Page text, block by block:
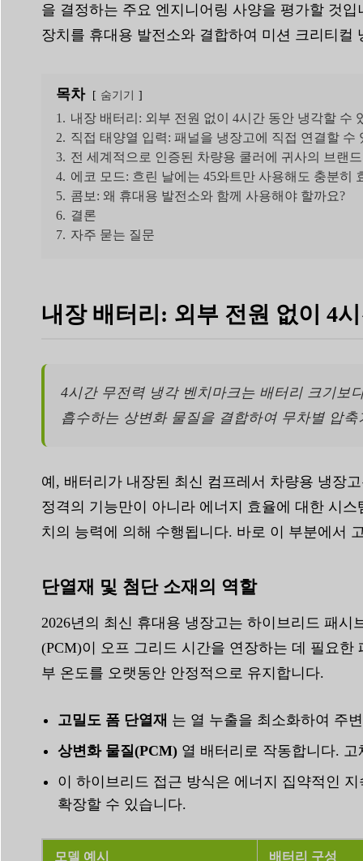
을 결정하는 주요 엔지니어링 사양을 평가할 것
장치를 휴대용 발전소와 결합하여 미션 크리티
목차 숨기기
1. 내장 배터리: 외부 전원 없이 4시간 동안 냉각할 수
2. 직접 태양열 입력: 패널을 냉장고에 직접 연결할 수
3. 전 세계적으로 인증된 차량용 쿨러에 귀사의 브랜
4. 에코 모드: 흐린 날에는 45와트만 사용해도 충분히
5. 콤보: 왜 휴대용 발전소와 함께 사용해야 할까요?
6. 결론
7. 자주 묻는 질문
내장 배터리: 외부 전원 없이 4
4시간 무전력 냉각 벤치마크는 배터리 크기보
흡수하는 상변화 물질을 결합하여 무차별 압
예, 배터리가 내장된 최신 컴프레서 차량용 냉장
정격의 기능만이 아니라 에너지 효율에 대한 시
치의 능력에 의해 수행됩니다. 바로 이 부분에서
단열재 및 첨단 소재의 역할
2026년의 최신 휴대용 냉장고는 하이브리드 패
(PCM)이 오프 그리드 시간을 연장하는 데 필요
부 온도를 오랫동안 안정적으로 유지합니다.
고밀도 폼 단열재 는 열 누출을 최소화하여 주
상변화 물질(PCM)열 배터리로 작동합니다. 고
이 하이브리드 접근 방식은 에너지 집약적인
확장할 수 있습니다.
모델 예시 배터리 구성